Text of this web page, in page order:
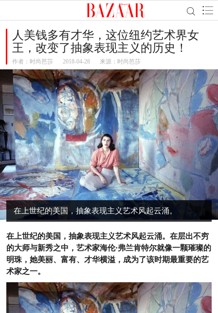
人美钱多有才华，这位纽约艺术界女
王，改变了抽象表现主义的历史！
作者： 时尚芭莎 2018-04-28 来源：时尚芭莎
在上世纪的美国，抽象表现主义艺术风起云涌。
在上世纪的美国，抽象表现主义艺术风起云涌。在层出不穷
的大师与新秀之中，艺术家海伦·弗兰肯特尔就像一颗璀璨的
明珠，她美丽、富有、才华横溢，成为了该时期最重要的艺
术家之一。